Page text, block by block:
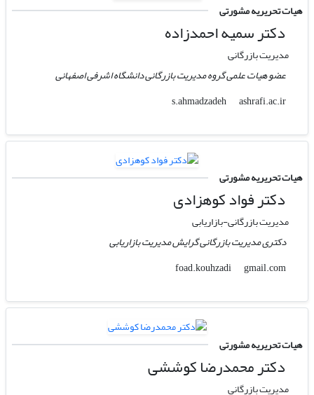
هیات تحریریه مشورتی
دکتر سمیه احمدزاده
مدیریت بازرگانی
عضو هیات علمی گروه مدیریت بازرگانی دانشگاه اشرفی اصفهانی
s.ahmadzadeh
ashrafi.ac.ir
هیات تحریریه مشورتی
دکتر فواد کوهزادی
مدیریت بازرگانی-بازاریابی
دکتری مدیریت بازرگانی گرایش مدیریت بازاریابی
foad.kouhzadi
gmail.com
هیات تحریریه مشورتی
دکتر محمدرضا کوششی
مدیریت بازرگانی